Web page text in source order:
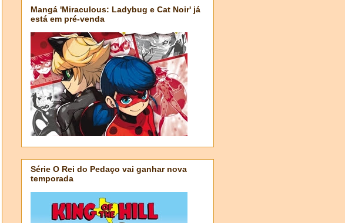
Mangá 'Miraculous: Ladybug e Cat Noir' já
está em pré-venda
Série O Rei do Pedaço vai ganhar nova
temporada